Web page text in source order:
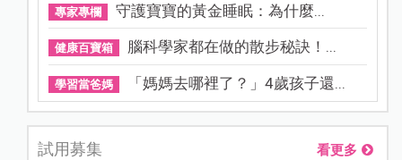
專家專欄 守護寶寶的黃金睡眠：為什麼...
健康百寶箱 腦科學家都在做的散步秘訣！...
學習當爸媽 「媽媽去哪裡了？」4歲孩子還...
試用募集 看更多